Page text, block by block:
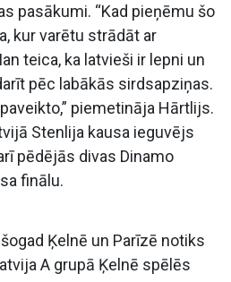
pasākumi. “Kad pieņēmu šo
kur varētu strādāt ar
teica, ka latvieši ir lepni un
pēc labākās sirdsapziņas.
piemetināja Hārtlijs.
Stenlija kausa ieguvējs
pēdējās divas Dinamo
finālu.
Ķelnē un Parīzē notiks
A grupā Ķelnē spēlēs